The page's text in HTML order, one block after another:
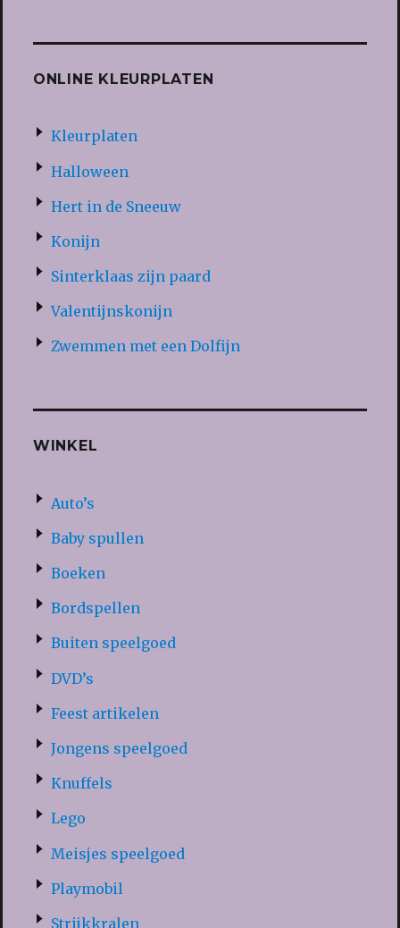
ONLINE KLEURPLATEN
Kleurplaten
Halloween
Hert in de Sneeuw
Konijn
Sinterklaas zijn paard
Valentijnskonijn
Zwemmen met een Dolfijn
WINKEL
Auto’s
Baby spullen
Boeken
Bordspellen
Buiten speelgoed
DVD’s
Feest artikelen
Jongens speelgoed
Knuffels
Lego
Meisjes speelgoed
Playmobil
Strijkkralen